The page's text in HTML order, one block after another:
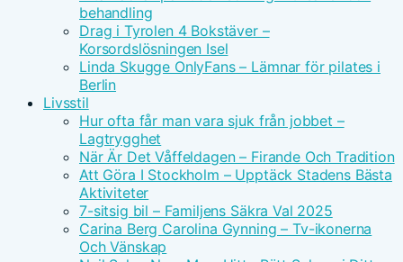
behandling
Drag i Tyrolen 4 Bokstäver –
Korsordslösningen Isel
Linda Skugge OnlyFans – Lämnar för pilates i
Berlin
Livsstil
Hur ofta får man vara sjuk från jobbet –
Lagtrygghet
När Är Det Våffeldagen – Firande Och Tradition
Att Göra I Stockholm – Upptäck Stadens Bästa
Aktiviteter
7-sitsig bil – Familjens Säkra Val 2025
Carina Berg Carolina Gynning – Tv-ikonerna
Och Vänskap